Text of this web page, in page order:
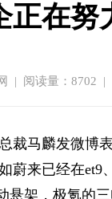
正在
| 阅读量：8702 |
裁马麟发微博
蔚来已经在et9
悬架，极氪的